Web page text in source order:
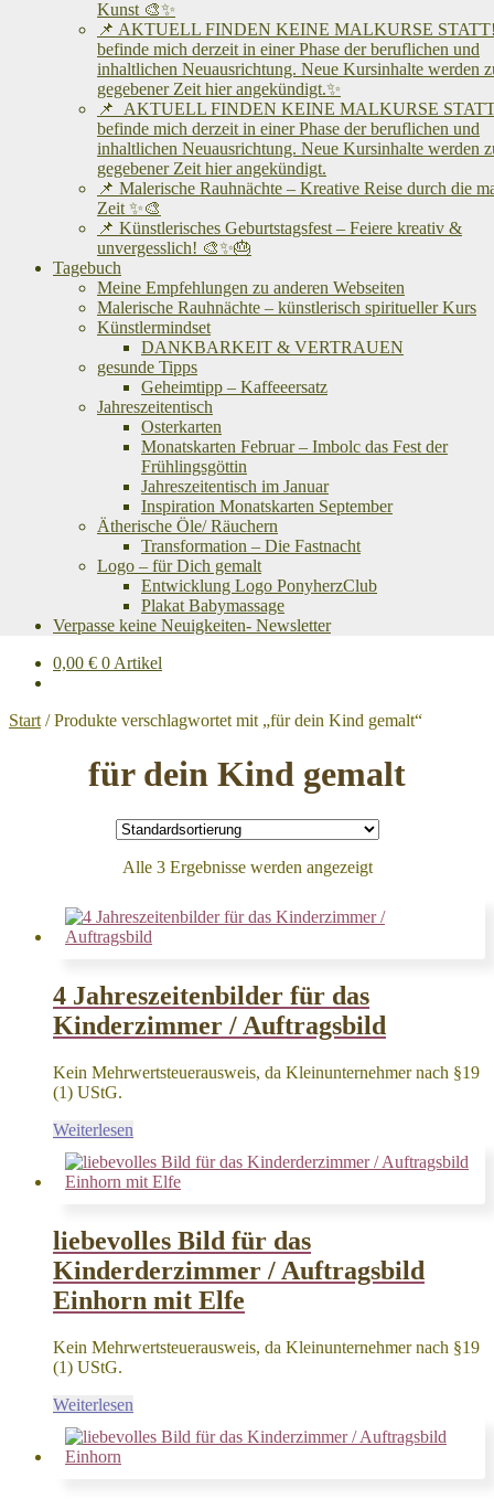
Kunst 🎨✨
📌 AKTUELL FINDEN KEINE MALKURSE
befinde mich derzeit in einer Phase der beruflichen und
inhaltlichen Neuausrichtung. Neue Kursinhalte werden
gegebener Zeit hier angekündigt.✨
📌 AKTUELL FINDEN KEINE MALKURSE
befinde mich derzeit in einer Phase der beruflichen und
inhaltlichen Neuausrichtung. Neue Kursinhalte werden
gegebener Zeit hier angekündigt.
📌 Malerische Rauhnächte – Kreative Reise durch die
Zeit ✨🎨
📌 Künstlerisches Geburtstagsfest – Feiere kreativ &
unvergesslich! 🎨✨🎂
Tagebuch
Meine Empfehlungen zu anderen Webseiten
Malerische Rauhnächte – künstlerisch spiritueller Kurs
Künstlermindset
DANKBARKEIT & VERTRAUEN
gesunde Tipps
Geheimtipp – Kaffeeersatz
Jahreszeitentisch
Osterkarten
Monatskarten Februar – Imbolc das Fest der
Frühlingsgöttin
Jahreszeitentisch im Januar
Inspiration Monatskarten September
Ätherische Öle/ Räuchern
Transformation – Die Fastnacht
Logo – für Dich gemalt
Entwicklung Logo PonyherzClub
Plakat Babymassage
Verpasse keine Neuigkeiten- Newsletter
0,00 € 0 Artikel
Start /Produkte verschlagwortet mit „für dein Kind gemalt“
für dein Kind gemalt
Alle 3 Ergebnisse werden angezeigt
4 Jahreszeitenbilder für das
Kinderzimmer / Auftragsbild
Kein Mehrwertsteuerausweis, da Kleinunternehmer nach §19
(1) UStG.
Weiterlesen
liebevolles Bild für das
Kinderderzimmer / Auftragsbild
Einhorn mit Elfe
Kein Mehrwertsteuerausweis, da Kleinunternehmer nach §19
(1) UStG.
Weiterlesen